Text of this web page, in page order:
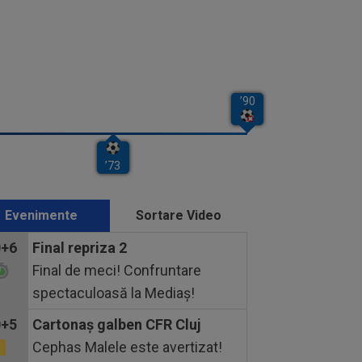
Evenimente Sortare Video
Final repriza 2
Final de meci! Confruntare
spectaculoasă la Mediaș!
Cartonaş galben CFR Cluj
Cephas Malele este avertizat!